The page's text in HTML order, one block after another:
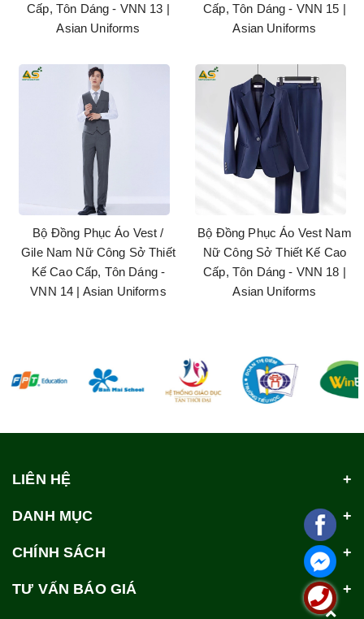
Cấp, Tôn Dáng - VNN 13 |
Asian Uniforms
Bộ Đồng Phục Áo Vest /
Gile Nam Nữ Công Sở Thiết
Kế Cao Cấp, Tôn Dáng -
VNN 14 | Asian Uniforms
Cấp, Tôn Dáng - VNN 15 |
Asian Uniforms
Bộ Đồng Phục Áo Vest Nam
Nữ Công Sở Thiết Kế Cao
Cấp, Tôn Dáng - VNN 18 |
Asian Uniforms
LIÊN HỆ
DANH MỤC
CHÍNH SÁCH
TƯ VẤN BÁO GIÁ